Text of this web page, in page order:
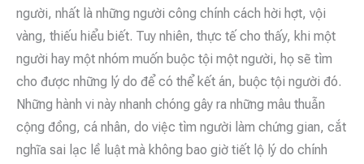
người, nhất là những người công chính cách hời hợt, vội
vàng, thiếu hiểu biết. Tuy nhiên, thực tế cho thấy, khi một
người hay một nhóm muốn buộc tội một người, họ sẽ tìm
cho được những lý do để có thể kết án, buộc tội người đó.
Những hành vi này nhanh chóng gây ra những mâu thuẫn
cộng đồng, cá nhân, do việc tìm người làm chứng gian, cắt
nghĩa sai lạc lề luật mà không bao giờ tiết lộ lý do chính